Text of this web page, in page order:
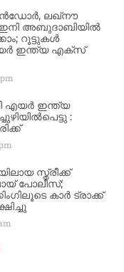
ലഖ്നൗ
ഇനി അബുദാബിയിൽ
റൂട്ടുകൾ
ഇന്ത്യ എക്സ്
എയര്‍ ഇന്ത്യ
:
സ്ത്രീക്ക്
പോലീസ്;
കാർ ട്രാക്ക്